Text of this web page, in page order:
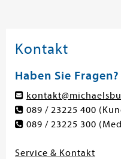
Kontakt
Haben Sie Fragen?
089 / 23225 400
089 / 23225 300
Service & Kontakt